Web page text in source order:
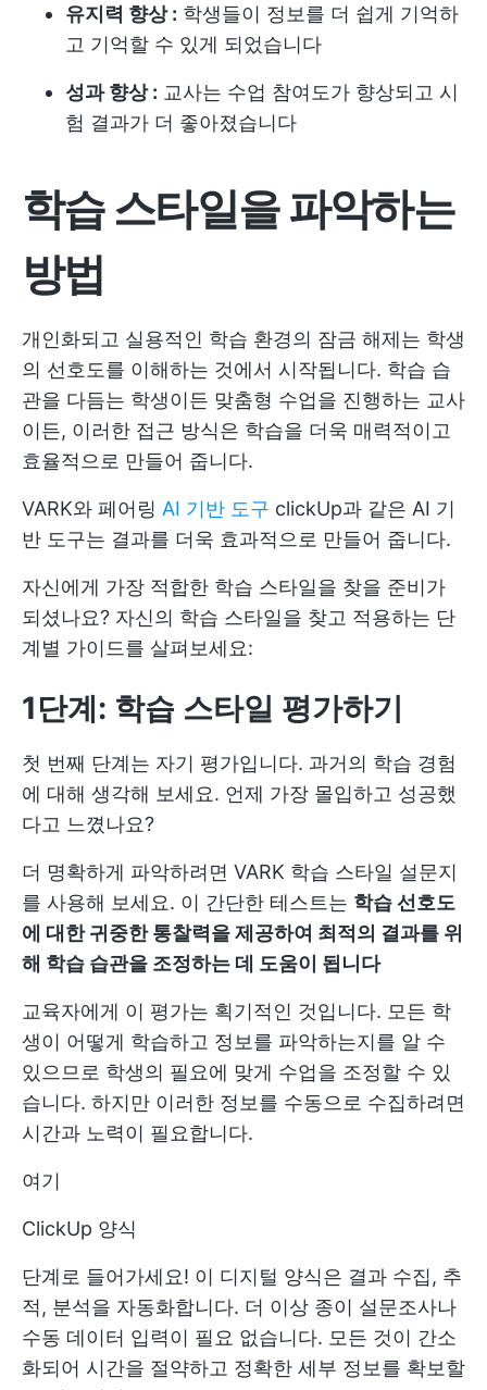
유지력 향상 : 학생들이 정보를 더 쉽게 기억하
고 기억할 수 있게 되었습니다
성과 향상 : 교사는 수업 참여도가 향상되고 시
험 결과가 더 좋아졌습니다
학습 스타일을 파악하는
방법
개인화되고 실용적인 학습 환경의 잠금 해제는 학생
의 선호도를 이해하는 것에서 시작됩니다. 학습 습
관을 다듬는 학생이든 맞춤형 수업을 진행하는 교사
이든, 이러한 접근 방식은 학습을 더욱 매력적이고
효율적으로 만들어 줍니다.
VARK와 페어링 AI 기반 도구 clickUp과 같은 AI 기
반 도구는 결과를 더욱 효과적으로 만들어 줍니다.
자신에게 가장 적합한 학습 스타일을 찾을 준비가
되셨나요? 자신의 학습 스타일을 찾고 적용하는 단
계별 가이드를 살펴보세요:
1단계: 학습 스타일 평가하기
첫 번째 단계는 자기 평가입니다. 과거의 학습 경험
에 대해 생각해 보세요. 언제 가장 몰입하고 성공했
다고 느꼈나요?
더 명확하게 파악하려면 VARK 학습 스타일 설문지
를 사용해 보세요. 이 간단한 테스트는 학습 선호도
에 대한 귀중한 통찰력을 제공하여 최적의 결과를 위
해 학습 습관을 조정하는 데 도움이 됩니다
교육자에게 이 평가는 획기적인 것입니다. 모든 학
생이 어떻게 학습하고 정보를 파악하는지를 알 수
있으므로 학생의 필요에 맞게 수업을 조정할 수 있
습니다. 하지만 이러한 정보를 수동으로 수집하려면
시간과 노력이 필요합니다.
여기
ClickUp 양식
단계로 들어가세요! 이 디지털 양식은 결과 수집, 추
적, 분석을 자동화합니다. 더 이상 종이 설문조사나
수동 데이터 입력이 필요 없습니다. 모든 것이 간소
화되어 시간을 절약하고 정확한 세부 정보를 확보할